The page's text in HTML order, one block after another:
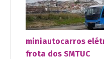
miniautocarros
frota dos SMTUC